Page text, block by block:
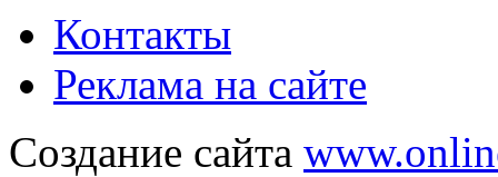
Контакты
Реклама на сайте
Создание сайта